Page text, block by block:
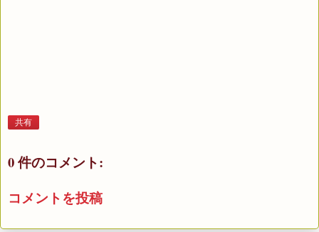
共有
0 件のコメント:
コメントを投稿